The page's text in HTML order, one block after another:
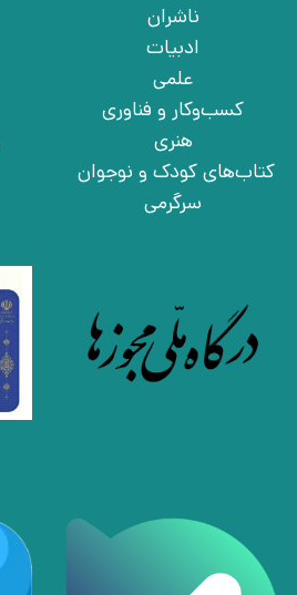
ناشران
ادبیات
علمی
کسب‌وکار و فناوری
هنری
کتاب‌های کودک و نوجوان
سرگرمی